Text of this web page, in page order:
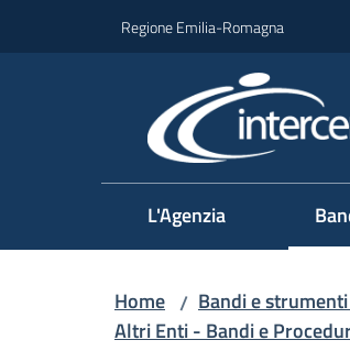
Regione Emilia-Romagna
L'Agenzia
Home / Bandi e
Altri Enti - Bandi e